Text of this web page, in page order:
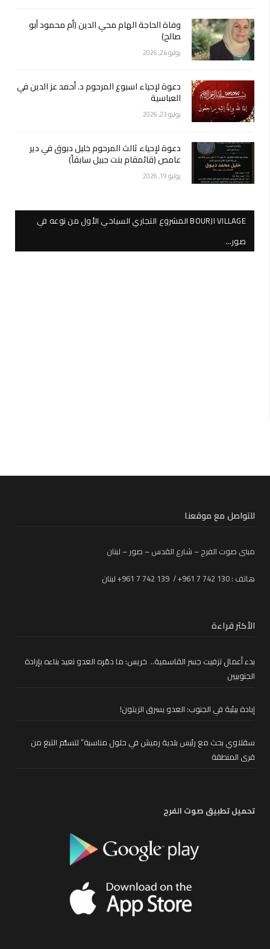
وفاة الحاجة الهام محي الدين (أم محمود أبو
صالح)
يوليو 24, 2026
دعوة لإحياء اسبوع المرحوم د. أحمد عز الدين في
العباسية
يوليو 23, 2026
دعوة لإحياء ثالث المرحوم خليل دبوق في دير
عامص (قائمقام بنت جبيل سابقاً)
يوليو 19, 2026
BOURJI VILLAGE المشروع التجاري السياحي الأول من نوعه في
صور…
للتواصل مع موقعنا
مبنى صوت الفرح – شارع القدس – صور – لبنان
هاتف : 130 742 7 961+ / 139 742 7 961+ لبنان
الأكثر قراءة
بدء أعمال تزفيت جسر القاسمية.. خريس: ما دمّره العدو نعيد بناءه بإرادة
الجنوبيين
إبادة بيئية في الجنوب: العدو يسرق الزيتون!
سقلاوي بحث مع رئيس بلدية رميش في حلول مناسبة” لتسلُّم التبغ من
قرى المنطقة
تحميل تطبيق صوت الفرح